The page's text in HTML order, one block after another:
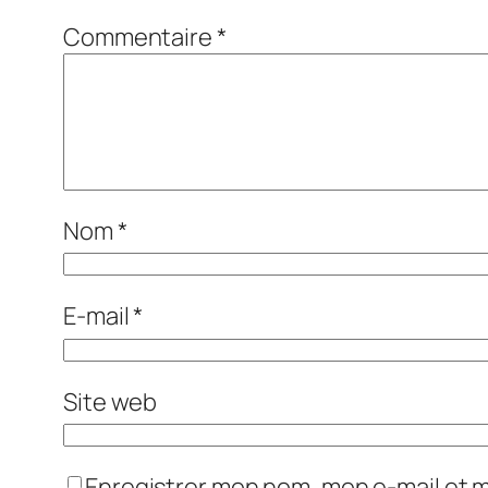
Commentaire*
Nom*
E-mail*
Site web